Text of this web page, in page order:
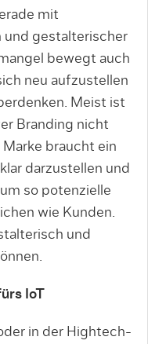
mit
und gestalterischer
bewegt auch
neu aufzustellen
Meist ist
Branding nicht
braucht ein
darzustellen und
so potenzielle
wie Kunden.
und
IoT
in der Hightech-